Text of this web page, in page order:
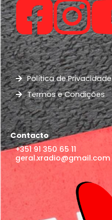
Política de Privacidade
Termos e Condições
Contacto
+351 91 350 65 11
geral.xradio@gmail.com